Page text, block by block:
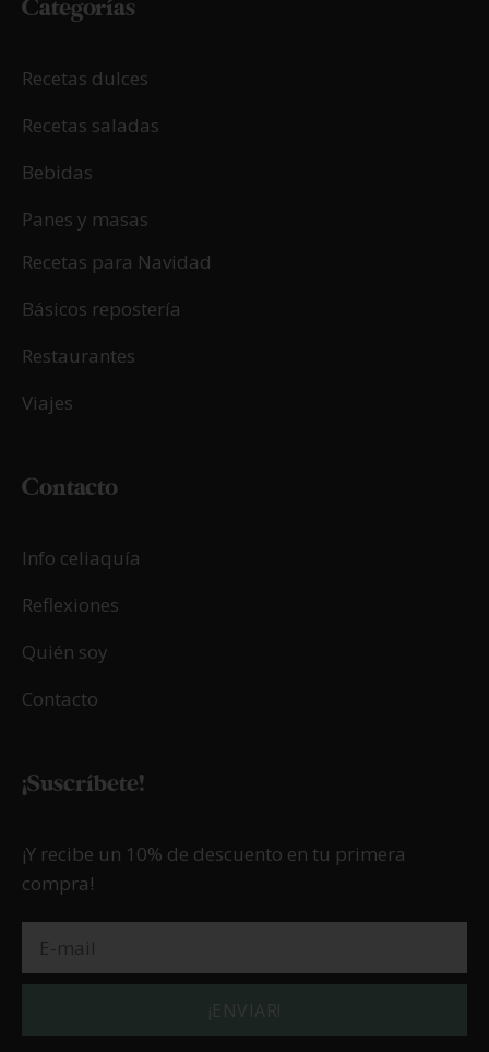
Categorías
Recetas dulces
Recetas saladas
Bebidas
Panes y masas
Recetas para Navidad
Básicos repostería
Restaurantes
Viajes
Contacto
Info celiaquía
Reflexiones
Quién soy
Contacto
¡Suscríbete!
¡Y recibe un 10% de descuento en tu primera
compra!
¡ENVIAR!